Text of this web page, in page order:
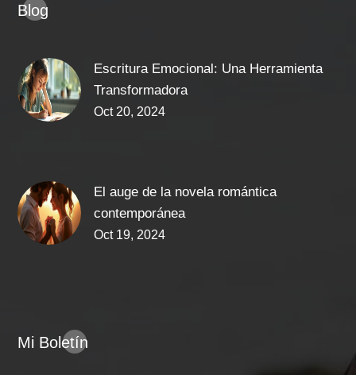
Blog
Escritura Emocional: Una Herramienta
Transformadora
Oct 20, 2024
El auge de la novela romántica
contemporánea
Oct 19, 2024
Mi Boletín